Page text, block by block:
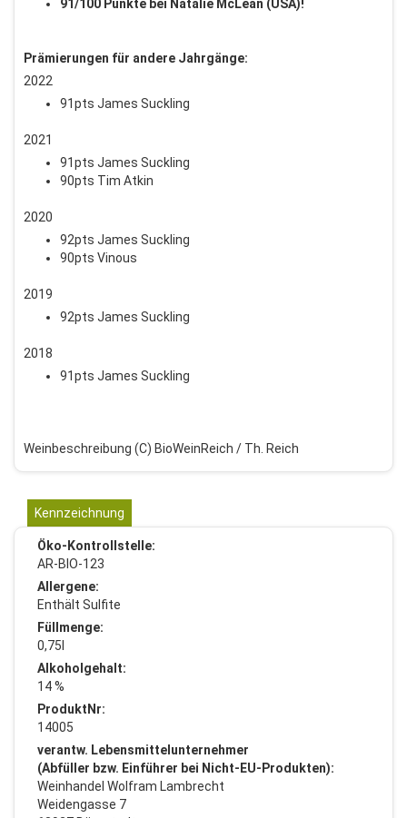
91/100 Punkte bei Natalie McLean (USA)!
Prämierungen für andere Jahrgänge:
2022
91pts James Suckling
2021
91pts James Suckling
90pts Tim Atkin
2020
92pts James Suckling
90pts Vinous
2019
92pts James Suckling
2018
91pts James Suckling
Weinbeschreibung (C) BioWeinReich / Th. Reich
Kennzeichnung
Öko-Kontrollstelle:
AR-BIO-123
Allergene:
Enthält Sulfite
Füllmenge:
0,75l
Alkoholgehalt:
14 %
ProduktNr:
14005
verantw. Lebensmittelunternehmer
(Abfüller bzw. Einführer bei Nicht-EU-Produkten):
Weinhandel Wolfram Lambrecht
Weidengasse 7